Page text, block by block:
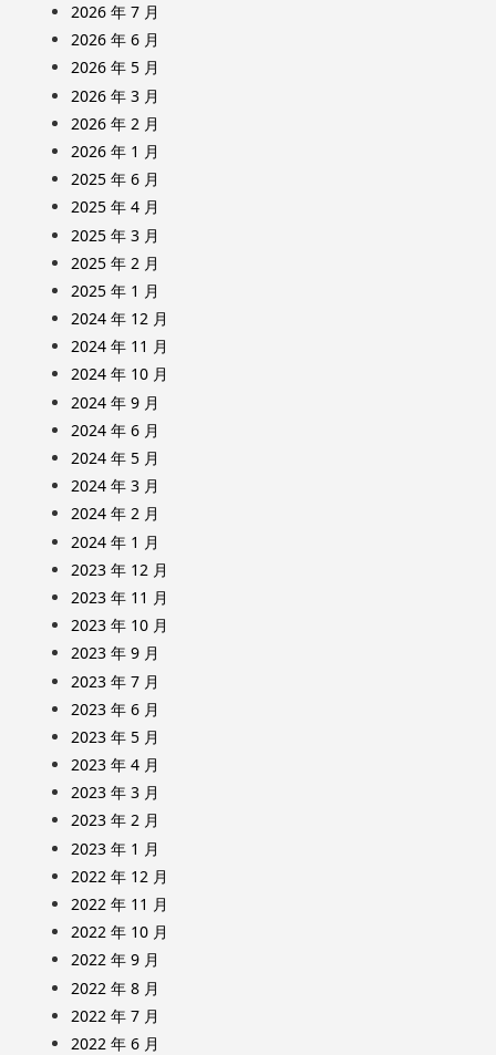
2026 年 7 月
2026 年 6 月
2026 年 5 月
2026 年 3 月
2026 年 2 月
2026 年 1 月
2025 年 6 月
2025 年 4 月
2025 年 3 月
2025 年 2 月
2025 年 1 月
2024 年 12 月
2024 年 11 月
2024 年 10 月
2024 年 9 月
2024 年 6 月
2024 年 5 月
2024 年 3 月
2024 年 2 月
2024 年 1 月
2023 年 12 月
2023 年 11 月
2023 年 10 月
2023 年 9 月
2023 年 7 月
2023 年 6 月
2023 年 5 月
2023 年 4 月
2023 年 3 月
2023 年 2 月
2023 年 1 月
2022 年 12 月
2022 年 11 月
2022 年 10 月
2022 年 9 月
2022 年 8 月
2022 年 7 月
2022 年 6 月